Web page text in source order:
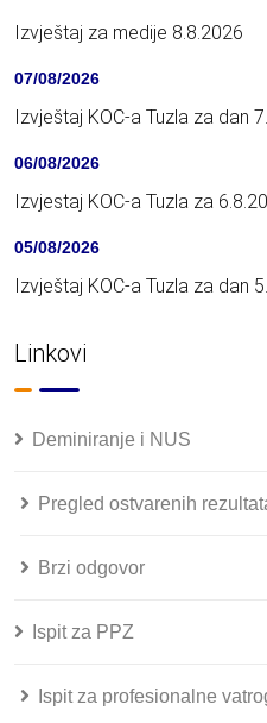
Izvještaj za medije 8.8.2026
07/08/2026
Izvještaj KOC-a Tuzla za dan
06/08/2026
Izvjestaj KOC-a Tuzla za
05/08/2026
Izvještaj KOC-a Tuzla za dan
Linkovi
Deminiranje i NUS
Pregled ostvarenih
Brzi odgovor
Ispit za PPZ
Ispit za profesionalne